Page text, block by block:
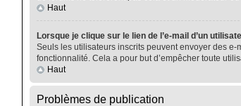
Haut
Lorsque je clique sur le lien de l’e-mail d’un
Seuls les utilisateurs inscrits peuvent envoyer des
fonctionnalité. Cela a pour but d’empêcher toute
Haut
Problèmes de publication